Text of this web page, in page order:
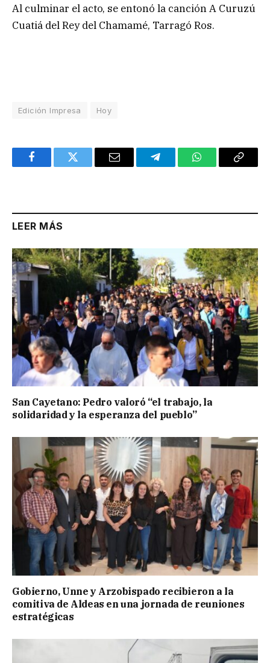
Al culminar el acto, se entonó la canción A Curuzú
Cuatiá del Rey del Chamamé, Tarragó Ros.
Edición Impresa Hoy
FacebookTwitter Email TelegramWhatsAppCopy
LEER MÁS
San Cayetano: Pedro valoró “el trabajo, la
solidaridad y la esperanza del pueblo”
Gobierno, Unne y Arzobispado recibieron a la
comitiva de Aldeas en una jornada de reuniones
estratégicas